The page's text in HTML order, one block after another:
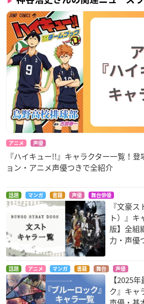
アニメ 声優
『ハイキュー!!』キャラクター一覧！
ョン・アニメ声優つきで全紹介
話題 マンガ 書籍 声優 舞台俳優
『文豪
ト）』
版】全組
力・声優
話題 アニメ マンガ 書籍 舞台 声優
【2025
ク』キャ